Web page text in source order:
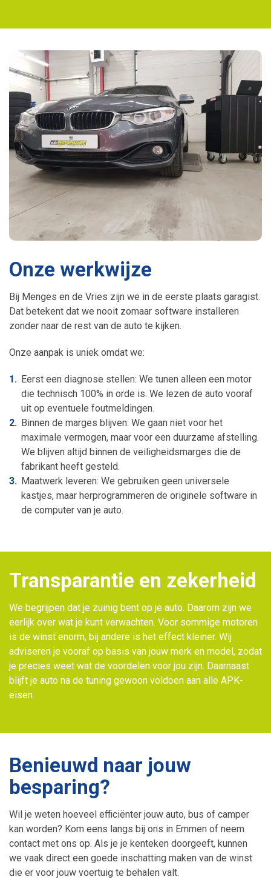
Onze werkwijze
Bij Menges en de Vries zijn we in de eerste plaats garagist.
Dat betekent dat we nooit zomaar software installeren
zonder naar de rest van de auto te kijken.
Onze aanpak is uniek omdat we:
Eerst een diagnose stellen: We tunen alleen een motor
die technisch 100% in orde is. We lezen de auto vooraf
uit op eventuele foutmeldingen.
Binnen de marges blijven: We gaan niet voor het
maximale vermogen, maar voor een duurzame afstelling.
We blijven altijd binnen de veiligheidsmarges die de
fabrikant heeft gesteld.
Maatwerk leveren: We gebruiken geen universele
kastjes, maar herprogrammeren de originele software in
de computer van je auto.
Transparantie en zekerheid
We begrijpen dat je zuinig bent op je auto. Daarom zijn we
eerlijk over wat je kunt verwachten. Voor sommige motoren
is de winst enorm, bij andere is het effect kleiner. Wij
adviseren je vooraf op basis van jouw merk en model, zodat
je precies weet wat de voordelen voor jou zijn. Daarnaast
blijft je auto na de tuning gewoon voldoen aan alle APK-
eisen.
Benieuwd naar jouw
besparing?
Wil je weten hoeveel efficiënter jouw auto, bus of camper
kan worden? Kom eens langs bij ons in Emmen of neem
contact met ons op. Als je je kenteken doorgeeft, kunnen
we vaak direct een goede inschatting maken van de winst
die er voor jouw voertuig te behalen valt.